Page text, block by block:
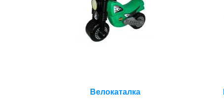
Велокаталка